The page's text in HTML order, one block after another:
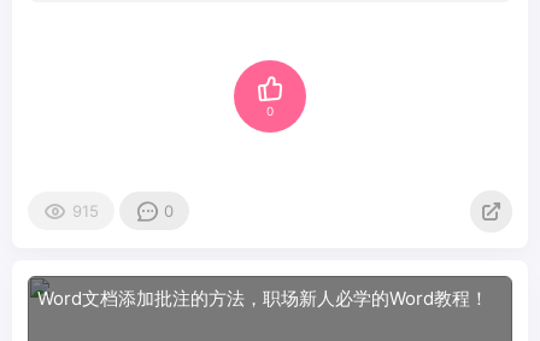
0
915 0
Word文档添加批注的方法，职场新人必学的Word教程！